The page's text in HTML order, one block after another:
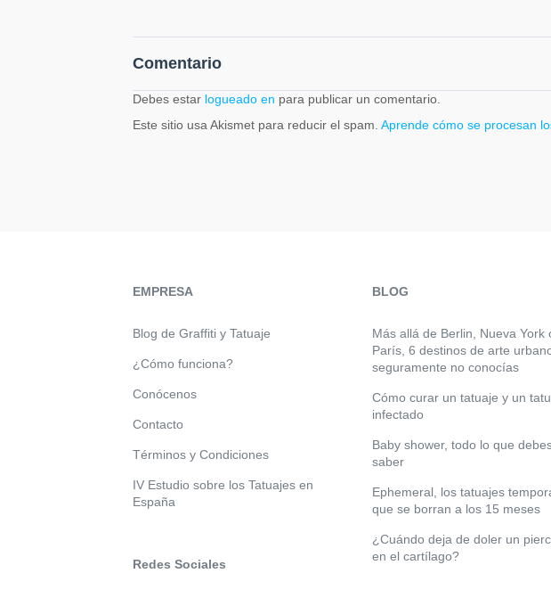
Comentario
Debes estar logueado en para publicar un comentario.
Este sitio usa Akismet para reducir el spam.Aprende cómo se procesan
EMPRESA
Blog de Graffiti y Tatuaje
¿Cómo funciona?
Conócenos
Contacto
Términos y Condiciones
IV Estudio sobre los Tatuajes en
España
Redes Sociales
BLOG
Más allá de Berlin, Nueva York
París, 6 destinos de arte
seguramente no conocías
Cómo curar un tatuaje y un
infectado
Baby shower, todo lo que
saber
Ephemeral, los tatuajes
que se borran a los 15 meses
¿Cuándo deja de doler un
en el cartílago?